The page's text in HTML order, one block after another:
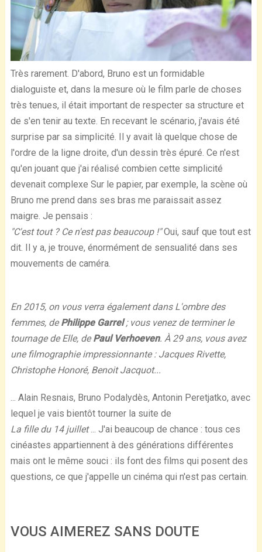
Très rarement. D'abord, Bruno est un formidable
dialoguiste et, dans la mesure où le film parle de choses
très tenues, il était important de respecter sa structure et
de s'en tenir au texte. En recevant le scénario, j'avais été
surprise par sa simplicité. Il y avait là quelque chose de
l'ordre de la ligne droite, d'un dessin très épuré. Ce n'est
qu'en jouant que j'ai réalisé combien cette simplicité
devenait complexe Sur le papier, par exemple, la scène où
Bruno me prend dans ses bras me paraissait assez
maigre. Je pensais :
"C'est tout ? Ce n'est pas beaucoup !"Oui, sauf que tout est
dit. Il y a, je trouve, énormément de sensualité dans ses
mouvements de caméra.
En 2015, on vous verra également dans L'ombre des
femmes, dePhilippe Garrel; vous venez de terminer le
tournage de Elle, dePaul Verhoeven. À 29 ans, vous avez
une filmographie impressionnante : Jacques Rivette,
Christophe Honoré, Benoit Jacquot...
... Alain Resnais, Bruno Podalydès, Antonin Peretjatko, avec
lequel je vais bientôt tourner la suite de
La fille du 14 juillet... J'ai beaucoup de chance : tous ces
cinéastes appartiennent à des générations différentes
mais ont le même souci : ils font des films qui posent des
questions, ce que j'appelle un cinéma qui n'est pas certain.
VOUS AIMEREZ SANS DOUTE